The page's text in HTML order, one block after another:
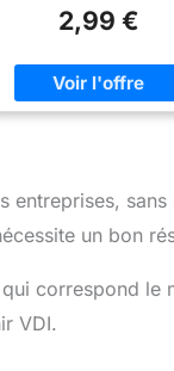
2,99 €
entreprises, sans
un bon
correspond le
VDI.